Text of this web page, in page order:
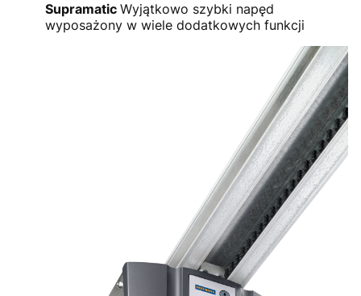
Supramatic Wyjątkowo szybki napęd
wyposażony w wiele dodatkowych funkcji